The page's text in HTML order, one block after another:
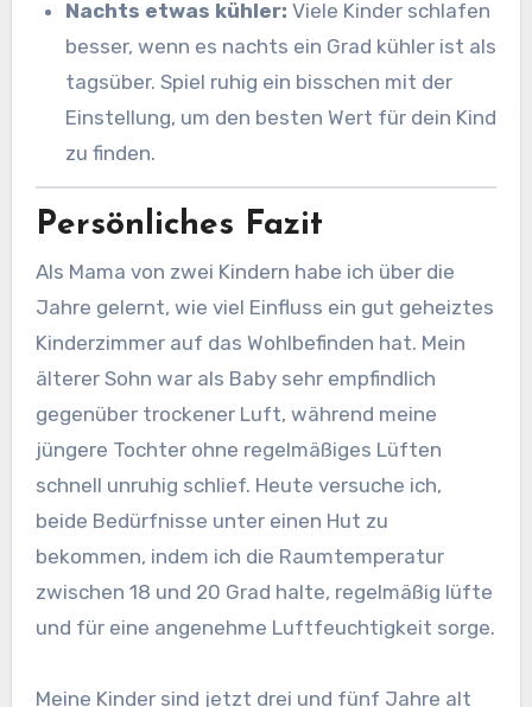
Nachts etwas kühler: Viele Kinder schlafen
besser, wenn es nachts ein Grad kühler ist als
tagsüber. Spiel ruhig ein bisschen mit der
Einstellung, um den besten Wert für dein Kind
zu finden.
Persönliches Fazit
Als Mama von zwei Kindern habe ich über die
Jahre gelernt, wie viel Einfluss ein gut geheiztes
Kinderzimmer auf das Wohlbefinden hat. Mein
älterer Sohn war als Baby sehr empfindlich
gegenüber trockener Luft, während meine
jüngere Tochter ohne regelmäßiges Lüften
schnell unruhig schlief. Heute versuche ich,
beide Bedürfnisse unter einen Hut zu
bekommen, indem ich die Raumtemperatur
zwischen 18 und 20 Grad halte, regelmäßig lüfte
und für eine angenehme Luftfeuchtigkeit sorge.
Meine Kinder sind jetzt drei und fünf Jahre alt